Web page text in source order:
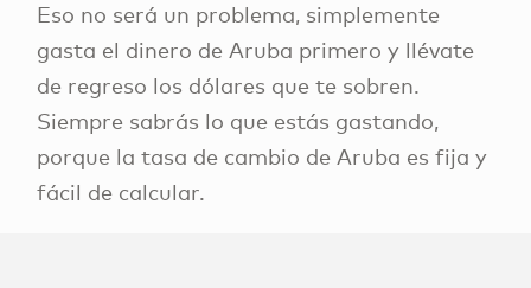
Eso no será un problema, simplemente
gasta el dinero de Aruba primero y llévate
de regreso los dólares que te sobren.
Siempre sabrás lo que estás gastando,
porque la tasa de cambio de Aruba es fija y
fácil de calcular.